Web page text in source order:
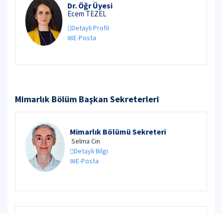
Dr. Öğr Üyesi
Ecem TEZEL
Detaylı Profil
E-Posta
Mimarlık Bölüm Başkan Sekreterleri
Mimarlık Bölümü Sekreteri
Selma Cin
Detaylı Bilgi
E-Posta